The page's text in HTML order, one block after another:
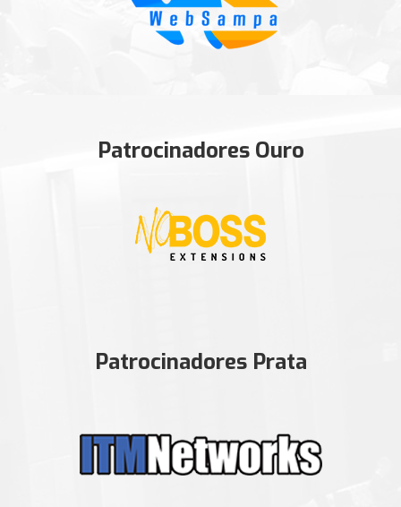
Patrocinadores Ouro
Patrocinadores Prata